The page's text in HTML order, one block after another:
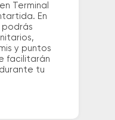
Terminal
En
podrás
y puntos
facilitarán
tu